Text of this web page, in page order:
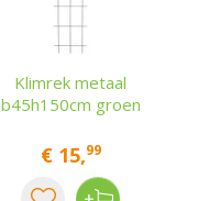
Klimrek metaal
b45h150cm groen
€ 15,99